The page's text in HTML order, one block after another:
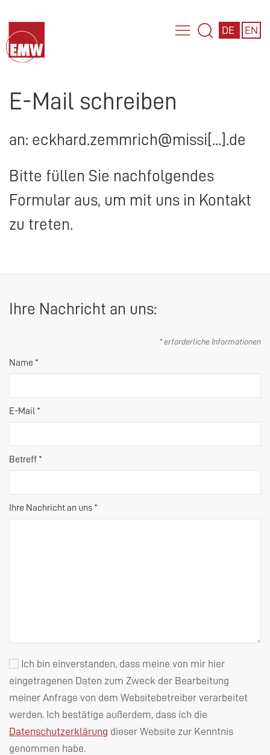
DE EN
E-Mail schreiben
an: eckhard.zemmrich@missi[...].de
Bitte füllen Sie nachfolgendes
Formular aus, um mit uns in Kontakt
zu treten.
Ihre Nachricht an uns:
* erforderliche Informationen
Name *
E-Mail *
Betreff *
Ihre Nachricht an uns *
Ich bin einverstanden, dass meine von mir hier
eingetragenen Daten zum Zweck der Bearbeitung
meiner Anfrage von dem Websitebetreiber verarbeitet
werden. Ich bestätige außerdem, dass ich die
Datenschutzerklärung dieser Website zur Kenntnis
genommen habe.